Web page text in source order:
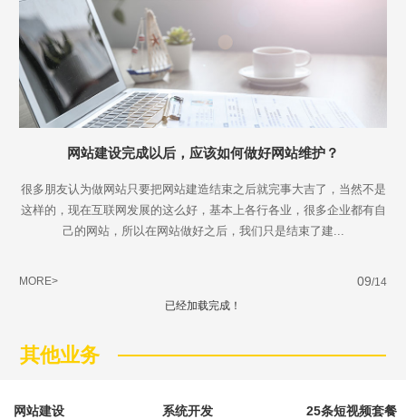
网站建设完成以后，应该如何做好网站维护？
很多朋友认为做网站只要把网站建造结束之后就完事大吉了，当然不是
这样的，现在互联网发展的这么好，基本上各行各业，很多企业都有自
己的网站，所以在网站做好之后，我们只是结束了建...
MORE> 09/14
已经加载完成！
其他业务
网站建设 系统开发 25条短视频套餐